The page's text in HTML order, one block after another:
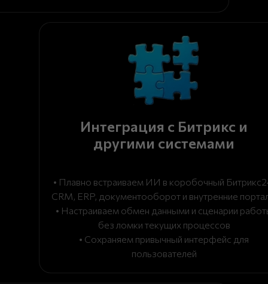
Интеграция с Битрикс и
другими системами
• Плавно встраиваем ИИ в коробочный
CRM, ERP, документооборот и внутренние
• Настраиваем обмен данными и сценарии
без ломки текущих процессов
• Сохраняем привычный интерфейс для
пользователей